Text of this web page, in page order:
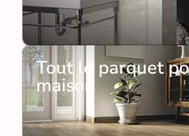
Tout le parquet
maison